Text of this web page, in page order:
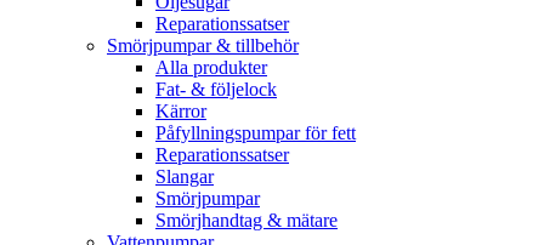
Reparationssatser
Smörjpumpar & tillbehör
Alla produkter
Fat- & följelock
Kärror
Påfyllningspumpar för fett
Reparationssatser
Slangar
Smörjpumpar
Smörjhandtag & mätare